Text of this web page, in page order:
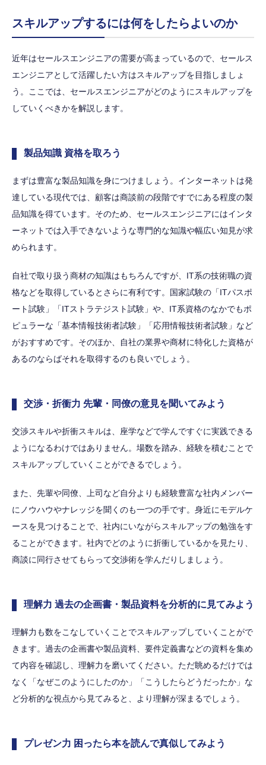
スキルアップするには何をしたらよいのか
近年はセールスエンジニアの需要が高まっているので、セールス
エンジニアとして活躍したい方はスキルアップを目指しましょ
う。ここでは、セールスエンジニアがどのようにスキルアップを
していくべきかを解説します。
製品知識 資格を取ろう
まずは豊富な製品知識を身につけましょう。インターネットは発
達している現代では、顧客は商談前の段階ですでにある程度の製
品知識を得ています。そのため、セールスエンジニアにはインタ
ーネットでは入手できないような専門的な知識や幅広い知見が求
められます。
自社で取り扱う商材の知識はもちろんですが、IT系の技術職の資
格などを取得しているとさらに有利です。国家試験の「ITパスポ
ート試験」「ITストラテジスト試験」や、IT系資格のなかでもポ
ピュラーな「基本情報技術者試験」「応用情報技術者試験」など
がおすすめです。そのほか、自社の業界や商材に特化した資格が
あるのならばそれを取得するのも良いでしょう。
交渉・折衝力 先輩・同僚の意見を聞いてみよう
交渉スキルや折衝スキルは、座学などで学んですぐに実践できる
ようになるわけではありません。場数を踏み、経験を積むことで
スキルアップしていくことができるでしょう。
また、先輩や同僚、上司など自分よりも経験豊富な社内メンバー
にノウハウやナレッジを聞くのも一つの手です。身近にモデルケ
ースを見つけることで、社内にいながらスキルアップの勉強をす
ることができます。社内でどのように折衝しているかを見たり、
商談に同行させてもらって交渉術を学んだりしましょう。
理解力 過去の企画書・製品資料を分析的に見てみよう
理解力も数をこなしていくことでスキルアップしていくことがで
きます。過去の企画書や製品資料、要件定義書などの資料を集め
て内容を確認し、理解力を磨いてください。ただ眺めるだけでは
なく「なぜこのようにしたのか」「こうしたらどうだったか」な
ど分析的な視点から見てみると、より理解が深まるでしょう。
プレゼン力 困ったら本を読んで真似してみよう